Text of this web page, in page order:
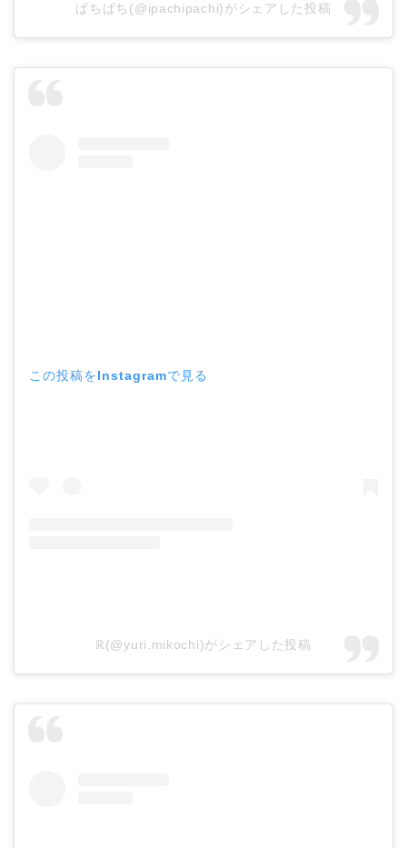
ぱちぱち(@ipachipachi)がシェアした投稿
この投稿をInstagramで見る
ℝ(@yuri.mikochi)がシェアした投稿